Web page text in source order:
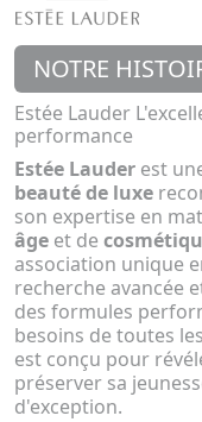
NOTRE
Estée Lauder
performance
Estée Lauder est
beauté de luxe
son expertise en
âge et de
association unique
recherche avancée
des formules
besoins de toutes
est conçu pour
préserver sa
d'exception.